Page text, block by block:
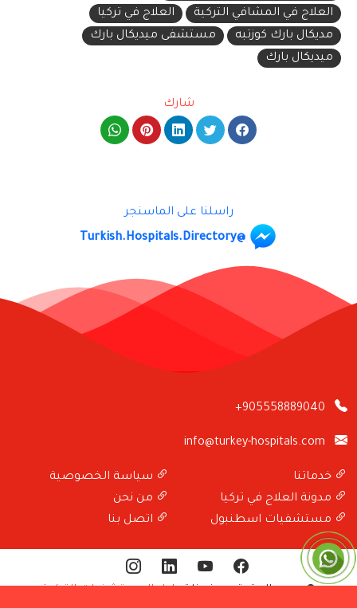
العلاج في المشافي التركية
العلاج في تركيا
مديكال بارك كوزتبه
مستشفى ميديكال بارك
ميديكال بارك
شارك
راسلنا على الماسنجر
@Turkish.Hospitals.Directory
+905558889040
info@turkey-hospitals.com
خدماتنا
مدونة العلاج في تركيا
مستشفيات اسطنبول
سياسة الخصوصية
من نحن
اتصل بنا